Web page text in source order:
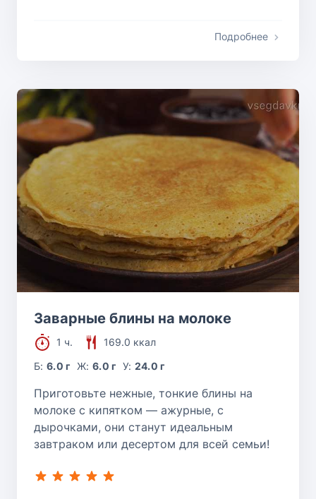
Подробнее
Заварные блины на молоке
1 ч.
169.0 ккал
Б:6.0 г Ж: 6.0 г У: 24.0 г
Приготовьте нежные, тонкие блины на
молоке с кипятком — ажурные, с
дырочками, они станут идеальным
завтраком или десертом для всей семьи!